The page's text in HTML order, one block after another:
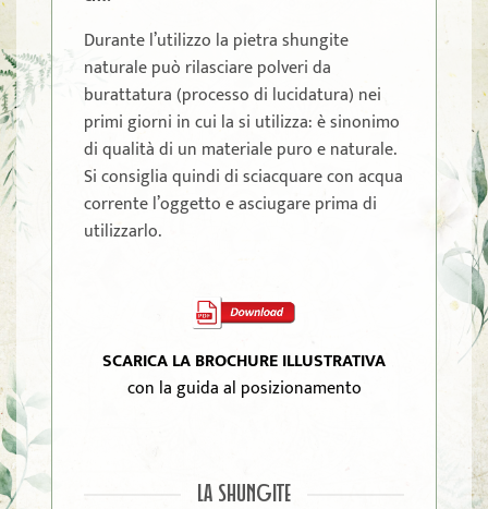
Durante l’utilizzo la pietra shungite
naturale può rilasciare polveri da
burattatura (processo di lucidatura) nei
primi giorni in cui la si utilizza: è sinonimo
di qualità di un materiale puro e naturale.
Si consiglia quindi di sciacquare con acqua
corrente l’oggetto e asciugare prima di
utilizzarlo.
SCARICA LA BROCHURE ILLUSTRATIVA
con la guida al posizionamento
LA SHUNGITE